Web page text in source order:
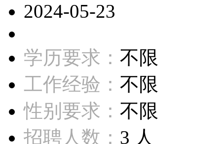
2024-05-23
学历要求： 不限
工作经验： 不限
性别要求： 不限
招聘人数： 3 人